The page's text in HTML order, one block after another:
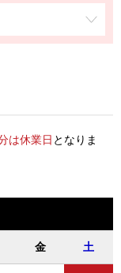
は休業日 となりま
金 土